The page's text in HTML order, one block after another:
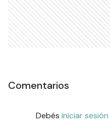
Comentarios
Debés iniciar sesión